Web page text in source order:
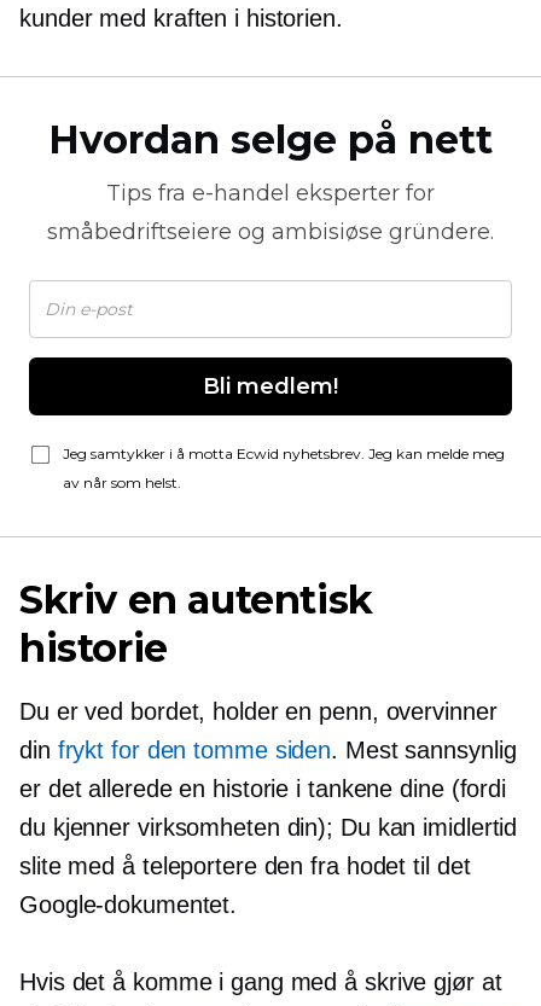
kunder med kraften i historien.
Hvordan selge på nett
Tips fra e-handel eksperter for
småbedriftseiere og ambisiøse gründere.
Bli medlem!
Jeg samtykker i å motta Ecwid nyhetsbrev. Jeg kan melde meg
av når som helst.
Skriv en autentisk
historie
Du er ved bordet, holder en penn, overvinner
din frykt for den tomme siden. Mest sannsynlig
er det allerede en historie i tankene dine (fordi
du kjenner virksomheten din); Du kan imidlertid
slite med å teleportere den fra hodet til det
Google-dokumentet.
Hvis det å komme i gang med å skrive gjør at